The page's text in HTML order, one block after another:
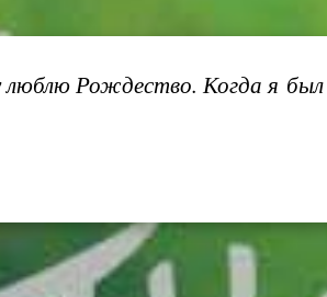
Рождество. Когда я был